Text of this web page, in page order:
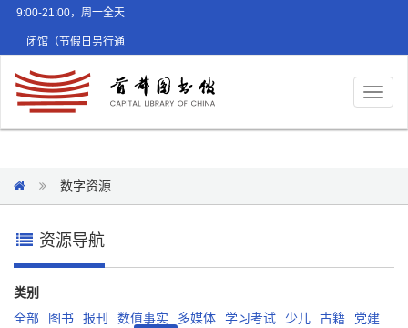
9:00-21:00，周一全天
闭馆（节假日另行通
数字资源
资源导航
类别
全部
图书 报刊 数值事实 多媒体 学习考试 少儿 古籍
党建